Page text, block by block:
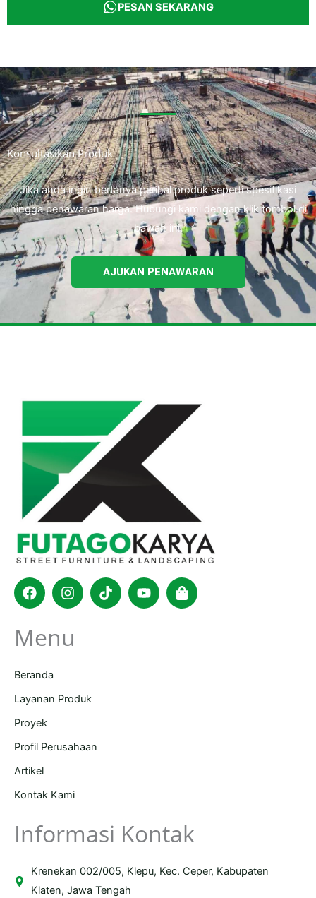
PESAN SEKARANG
Konsultasikan Produk
Jika anda ingin bertanya perihal produk seperti spesifikasi
hingga penawaran harga. Hubungi kami dengan klik tombol di
bawah ini.
AJUKAN PENAWARAN
FacebookInstagram
TiktokYoutubeShopping-
bag
Menu
Beranda
Layanan Produk
Proyek
Profil Perusahaan
Artikel
Kontak Kami
Informasi Kontak
Krenekan 002/005, Klepu, Kec. Ceper, Kabupaten
Klaten, Jawa Tengah